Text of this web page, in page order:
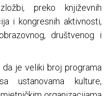
preko književnih
i kongresnih aktivnosti,
društvenog i
je veliki broj programa
ustanovama kulture,